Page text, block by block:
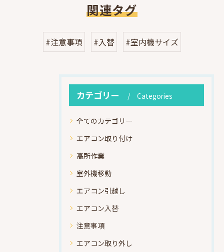
関連タグ
#注意事項 #入替 #室内機サイズ
カテゴリー Categories
全てのカテゴリー
エアコン取り付け
高所作業
室外機移動
エアコン引越し
エアコン入替
注意事項
エアコン取り外し